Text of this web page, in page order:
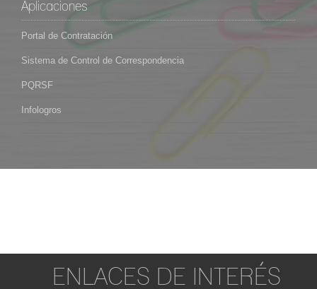
Aplicaciones
Portal de Contratación
Sistema de Control de Correspondencia
PQRSF
Infologros
ENLACES DE INTERÉS